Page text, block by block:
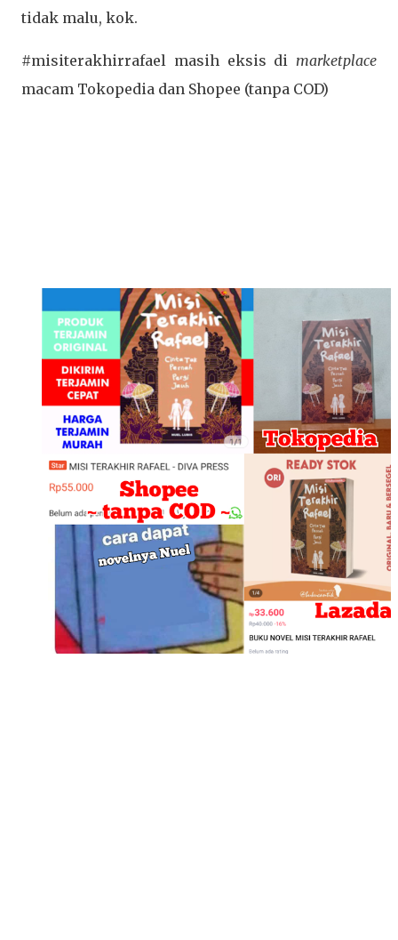
tidak malu, kok.
#misiterakhirrafael masih eksis di marketplace
macam Tokopedia dan Shopee (tanpa COD)